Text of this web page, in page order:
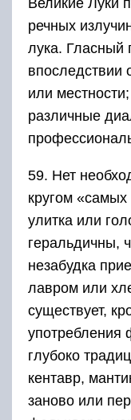
Великие Луки
речных
лука. Гласный
впоследствии
или
различные
59. Нет
кругом «самых
улитка или
геральдичны,
незабудка
лавром или
существует,
употребления
глубоко
кентавр,
заново или